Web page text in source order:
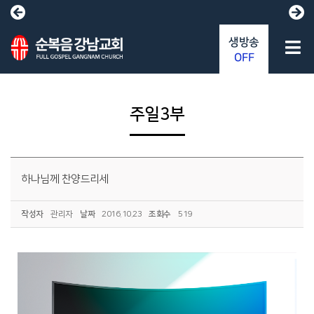
주일3부
하나님께 찬양드리세
작성자 관리자 날짜 2016.10.23 조회수 519
생방송
OFF